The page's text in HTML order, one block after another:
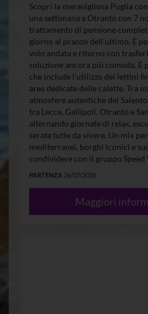
Scopri la meravigliosa Puglia
una settimana a Otranto con 7
trattamento di pensione
giorno al pranzo dell’ultimo. È
volo andata e ritorno con
soluzione ancora più comoda. È
che include l’utilizzo dei lettini
aree dedicate delle calette. Tra
atmosfere autentiche del
tra Lecce, Gallipoli, Otranto e
alternando giornate di relax,
serate tutte da vivere. Un mix
mediterranei, borghi iconici e
condividere con il gruppo Speed
PARTENZA 26/07/2026
Maggiori